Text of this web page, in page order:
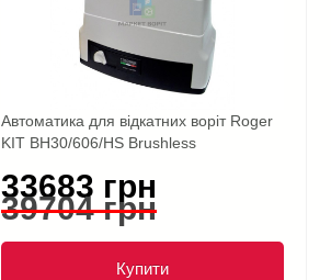
Автоматика для відкатних воріт Roger
KIT BH30/606/HS Brushless
33683 грн
39704 грн
Купити